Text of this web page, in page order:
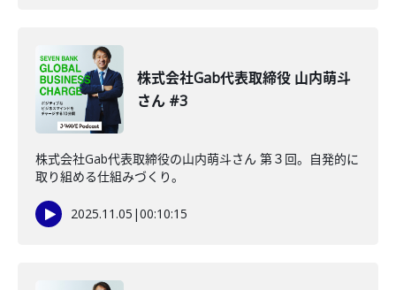
株式会社Gab代表取締役 山内萌斗
さん #3
株式会社Gab代表取締役の山内萌斗さん 第３回。自発的に
取り組める仕組みづくり。
2025.11.05 |00:10:15